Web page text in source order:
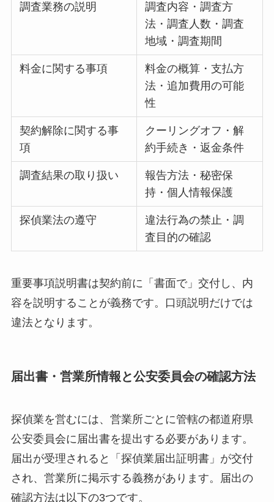
調査業務の説明
調査内容・調査方
法・調査人数・調査
地域・調査期間
料金に関する事項
料金の概算・支払方
法・追加費用の可能
性
契約解除に関する事
項
クーリングオフ・解
約手続き・返金条件
調査結果の取り扱い
報告方法・秘密保
持・個人情報保護
探偵業法の遵守
違法行為の禁止・調
査目的の確認
重要事項説明書は契約前に「書面で」交付し、内
容を説明することが義務です。口頭説明だけでは
違法となります。
届出書・営業所情報と公安委員会の確認方法
探偵業を営むには、営業所ごとに管轄の都道府県
公安委員会に届出書を提出する必要があります。
届出が受理されると「探偵業届出証明書」が交付
され、営業所に掲示する義務があります。届出の
確認方法は以下の3つです。